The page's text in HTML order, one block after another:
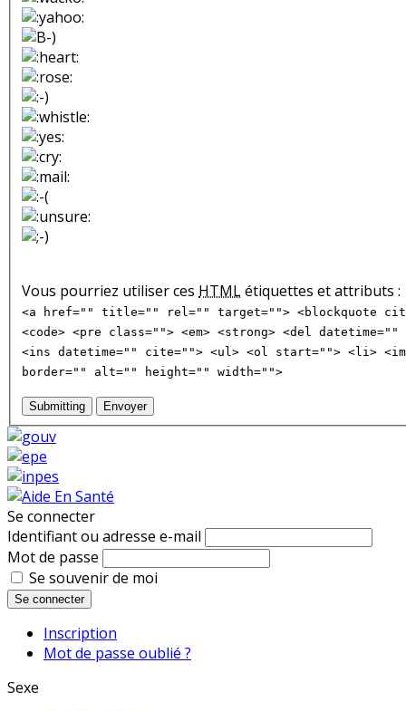
Vous pourriez utiliser ces HTMLétiquettes et attributs :
<a href="" title="" rel="" target=""> <blockquote
<code> <pre class=""> <em> <strong> <del
<ins datetime="" cite=""> <ul> <ol start=""> <li>
border="" alt="" height="" width="">
Submitting Envoyer
Se connecter
Identifiant ou adresse e-mail
Mot de passe
Se souvenir de moi
Se connecter
Inscription
Mot de passe oublié ?
Sexe